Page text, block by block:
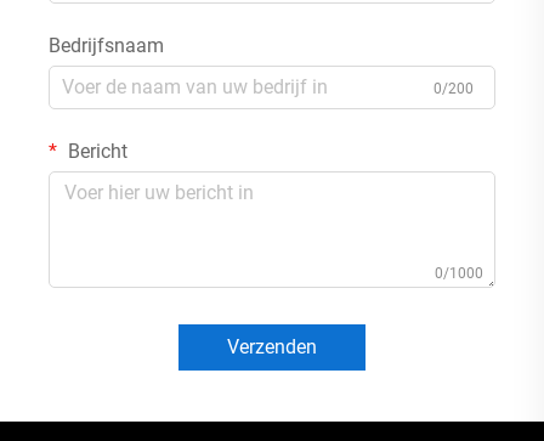
Bedrijfsnaam
0/200
Bericht
0/1000
Verzenden